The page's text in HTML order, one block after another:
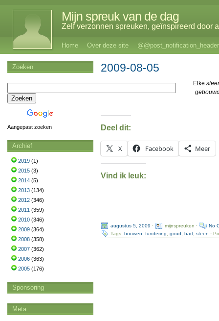
Mijn spreuk van de dag
Zelf verzonnen spreuken, geïnspireerd door
Home Over deze site @@post_notification_header
2009-08-05
Elke
Deel dit:
X Facebook Meer
Vind ik leuk:
augustus 5, 2009 · mijnspreuken ·
No
Tags: bouwen fundering goud hart, steen ·
Zoeken
Aangepast zoeken
Archief
2019 (1)
2015 (3)
2014 (5)
2013 (134)
2012 (346)
2011 (359)
2010 (346)
2009 (364)
2008 (358)
2007 (362)
2006 (363)
2005 (176)
Sponsoring
Meta